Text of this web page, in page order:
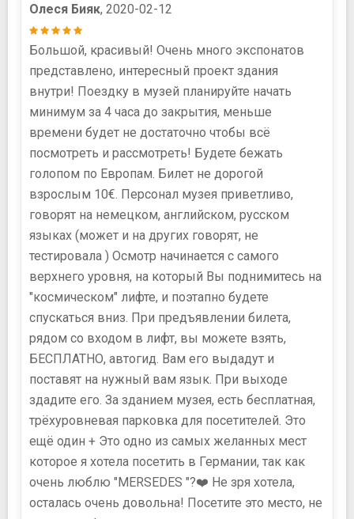
Олеся Бияк, 2020-02-12
Большой, красивый! Очень много экспонатов
представлено, интересный проект здания
внутри! Поездку в музей планируйте начать
минимум за 4 часа до закрытия, меньше
времени будет не достаточно чтобы всё
посмотреть и рассмотреть! Будете бежать
голопом по Европам. Билет не дорогой
взрослым 10€. Персонал музея приветливо,
говорят на немецком, английском, русском
языках (может и на других говорят, не
тестировала ) Осмотр начинается с самого
верхнего уровня, на который Вы поднимитесь на
"космическом" лифте, и поэтапно будете
спускаться вниз. При предъявлении билета,
рядом со входом в лифт, вы можете взять,
БЕСПЛАТНО, автогид. Вам его выдадут и
поставят на нужный вам язык. При выходе
здадите его. За зданием музея, есть бесплатная,
трёхуровневая парковка для посетителей. Это
ещё один + Это одно из самых желанных мест
которое я хотела посетить в Германии, так как
очень люблю "MERSEDES "?❤️ Не зря хотела,
осталась очень довольна! Посетите это место, не